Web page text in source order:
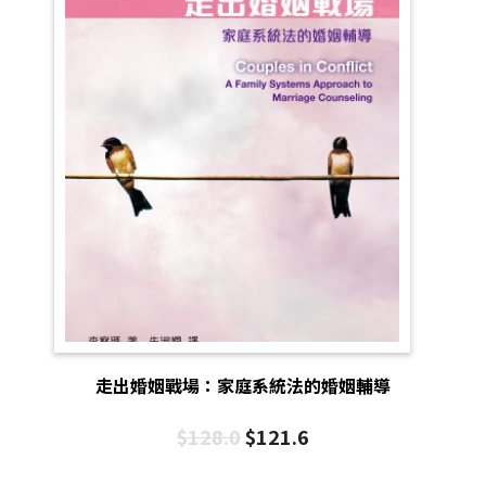
走出婚姻戰場：家庭系統法的婚姻輔導
$128.0$121.6